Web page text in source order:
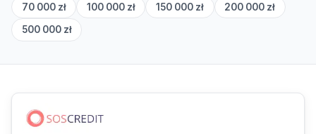
70 000 zł 100 000 zł 150 000 zł 200 000 zł
500 000 zł